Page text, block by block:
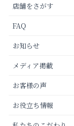
店舗をさがす
FAQ
お知らせ
メディア掲載
お客様の声
お役立ち情報